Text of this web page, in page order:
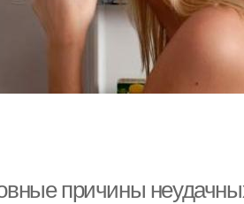
причины